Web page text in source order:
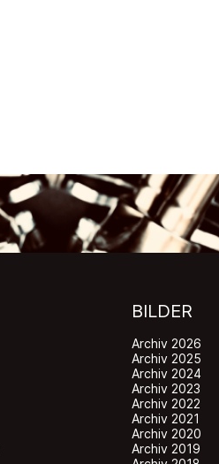
BILDER
Archiv 2026
Archiv 2025
Archiv 2024
Archiv 2023
Archiv 2022
Archiv 2021
Archiv 2020
Archiv 2019